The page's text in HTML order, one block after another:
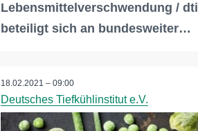
Lebensmittelverschwendung / dti
beteiligt sich an bundesweiter…
18.02.2021 – 09:00
Deutsches Tiefkühlinstitut e.V.